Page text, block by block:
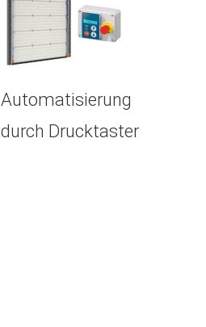
Automatisierung
durch Drucktaster